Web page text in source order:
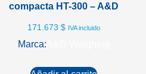
compacta HT-300 – A&D
171.673 $ IVA incluido
Marca: